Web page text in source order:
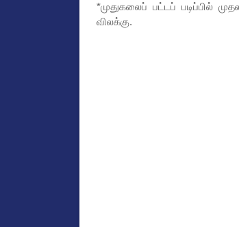
*முதுகலைப் பட்டப் படிப்பில்
விலக்கு.